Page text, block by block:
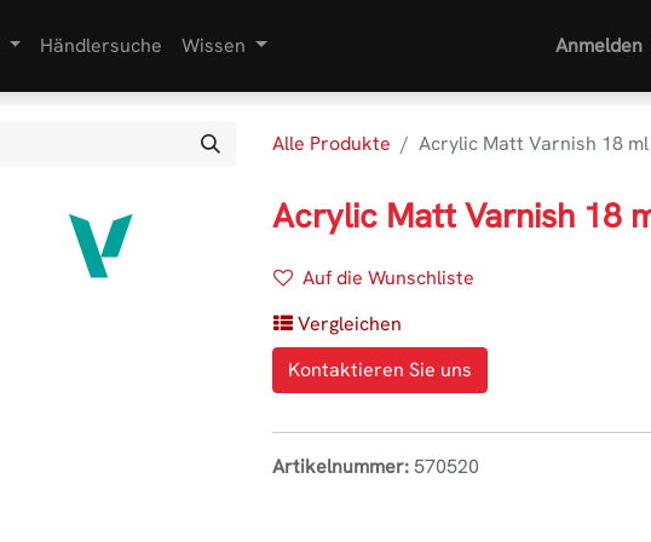
Händlersuche Wissen Anmelden
Alle Produkte Acrylic Matt Varnish 18 ml
Acrylic Matt Varnish 18
Auf die Wunschliste
Vergleichen
Kontaktieren Sie uns
Artikelnummer:570520